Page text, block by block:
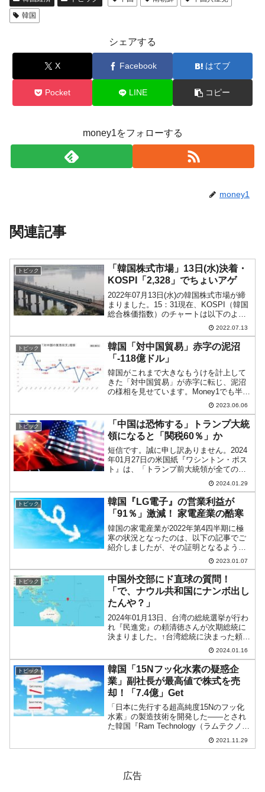
韓国
シェアする
X Facebook はてブ
Pocket LINE コピー
money1をフォローする
money1
関連記事
トピック
「韓国株式市場」13日(水)決着・
KOSPI「2,328」でちょいアゲ
2022年07月13日(水)の韓国株式市場が締
まりました。15：31現在、KOSPI（韓国
総合株価指数）のチャートは以下のよう
『Investing.com』より引用）。前日終値
よりはアゲて終わりましたが12Pだけ
で...
2022.07.13
トピック
韓国「対中国貿易」赤字の泥沼
「-118億ドル」
韓国がこれまで大きなもうけを計上して
きた「対中国貿易」が赤字に転じ、泥沼
の様相を見せています。Money1でも半導
体と対中国輸出の2本柱が折れた状態とご
紹介してきました。産業通商資源部が
2023年06月01日に「2023年05月の輸出入
動向...
2023.06.06
トピック
「中国は恐怖する」トランプ大統
領になると「関税60％」か
短信です。誠に申し訳ありません。2024
年01月27日の米国紙『ワシントン・ポス
ト』は、「トランプ前大統領が全ての中
国産輸入品に一律に60％関税を課す可能
性について内部的に参謀たちと議論し
た」と報じました。無茶苦茶な話です
が、共和党の大統領...
2024.01.29
トピック
韓国『LG電子』の営業利益が
「91％」激減！ 家電産業の酷寒
韓国の家電産業が2022年第4四半期に極
寒の状況となったのは、以下の記事でご
紹介しましたが、その証明となるような
データが公示されました。『LG電子』の
業績です。↑Googleの自動翻訳なので日
本語がヘンなところがありますがご寛恕
ください。2...
2023.01.07
トピック
中国外交部にド直球の質問！
「で、ナウル共和国にナンボ出し
たんや？」
2024年01月13日、台湾の総統選挙が行わ
れ『民進党』の頼清徳さんが次期総統に
決まりました。↑台湾総統に決まった頼清
徳さんと副総裁になる蕭美琴さん台湾独
立派と目される頼清徳総統の誕生（総統
就任は05月）を中国は当然苦々しく思っ
ているわけで...
2024.01.16
トピック
韓国「15Nフッ化水素の疑惑企
業」副社長が最高値で株式を売
却！「7.4億」Get
「日本に先行する超高純度15Nのフッ化
水素」の製造技術を開発した――とされ
た韓国『Ram Technology（ラムテクノロ
ジー）』の件です。誰が偽の報道資料を
出したか？問題に絡んで、『ラムテクノ
2021.11.29
広告